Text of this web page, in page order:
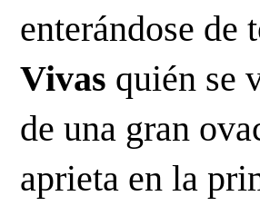
enterándose de
Vivas quién se
de una gran
aprieta en la